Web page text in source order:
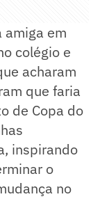
em
colégio e
acharam
que faria
de Copa do
inspirando
o
no